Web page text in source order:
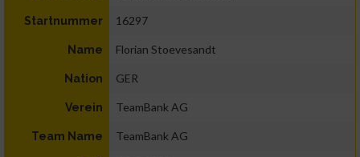
Startnummer 16297
Name Florian Stoevesandt
Nation GER
Verein TeamBank AG
Team Name TeamBank AG